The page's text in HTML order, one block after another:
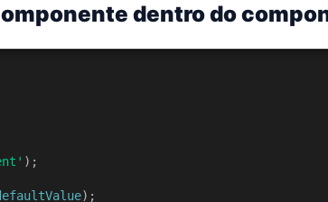
dentro do
);
);